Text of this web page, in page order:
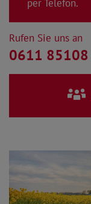
per Telefon.
Rufen Sie uns an
0611 85108